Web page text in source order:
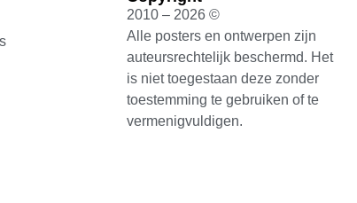
2010 – 2026 ©
Alle posters en ontwerpen zijn
auteursrechtelijk beschermd. Het
is niet toegestaan deze zonder
toestemming te gebruiken of te
vermenigvuldigen.